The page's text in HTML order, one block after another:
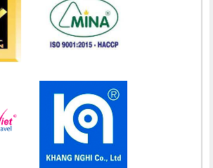
Chị Maria Nguyễn Thị Thành 15/08
Chị Maria Lai Thị Lan Anh 15/08
Chị Maria Nguyễn Thị Thuận 15/08
Chị Maria Đỗ Thị Nguyệt 15/08
Chị Maria Trần Thị Công Anh 15/08